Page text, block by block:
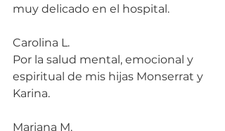
muy delicado en el hospital.
Carolina L.
Por la salud mental, emocional y
espiritual de mis hijas Monserrat y
Karina.
Mariana M.